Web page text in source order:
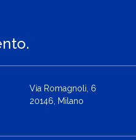
Via Romagnoli, 6
20146, Milano